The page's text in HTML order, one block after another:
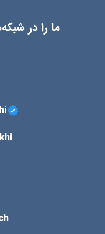
ما را در